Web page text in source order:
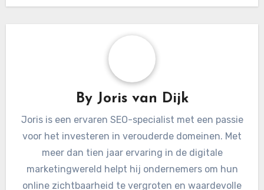
Betrokkenheidstacti
Marketingimpact